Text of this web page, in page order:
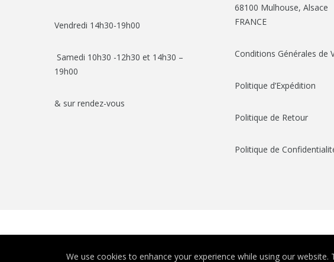
Vendredi 14h30-19h00
Samedi 10h30 -12h30 et 14h30 –
19h00
& sur rendez-vous
68100 Mulhouse, Alsace
FRANCE
Conditions Générales de
Politique d’Expédition
Politique de Retour
Politique de
© Depuis 2006
We use cookies to enhance your experience while using our